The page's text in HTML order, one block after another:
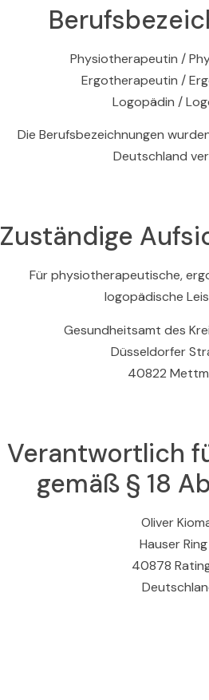
Physiotherapeutin /
Ergotherapeutin /
Logopädin /
Die Berufsbezeichnungen
Deutschland
Zuständige
Für physiotherapeutische,
logopädische
Gesundheitsamt des
Düsseldorfer
40822
Verantwortlich
gemäß § 18
Oliver
Hauser
40878